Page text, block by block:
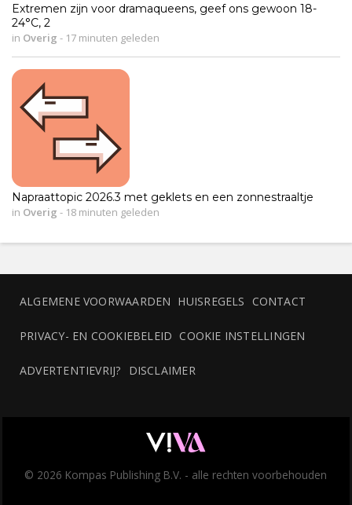
Extremen zijn voor dramaqueens, geef ons gewoon 18-
24°C, 2
in Overig - 17 minuten geleden
Napraattopic 2026.3 met geklets en een zonnestraaltje
in Overig - 18 minuten geleden
ALGEMENE VOORWAARDEN HUISREGELS CONTACT
PRIVACY- EN COOKIEBELEID COOKIE INSTELLINGEN
ADVERTENTIEVRIJ? DISCLAIMER
© 2026 Kompas Publishing B.V. - alle rechten voorbehouden